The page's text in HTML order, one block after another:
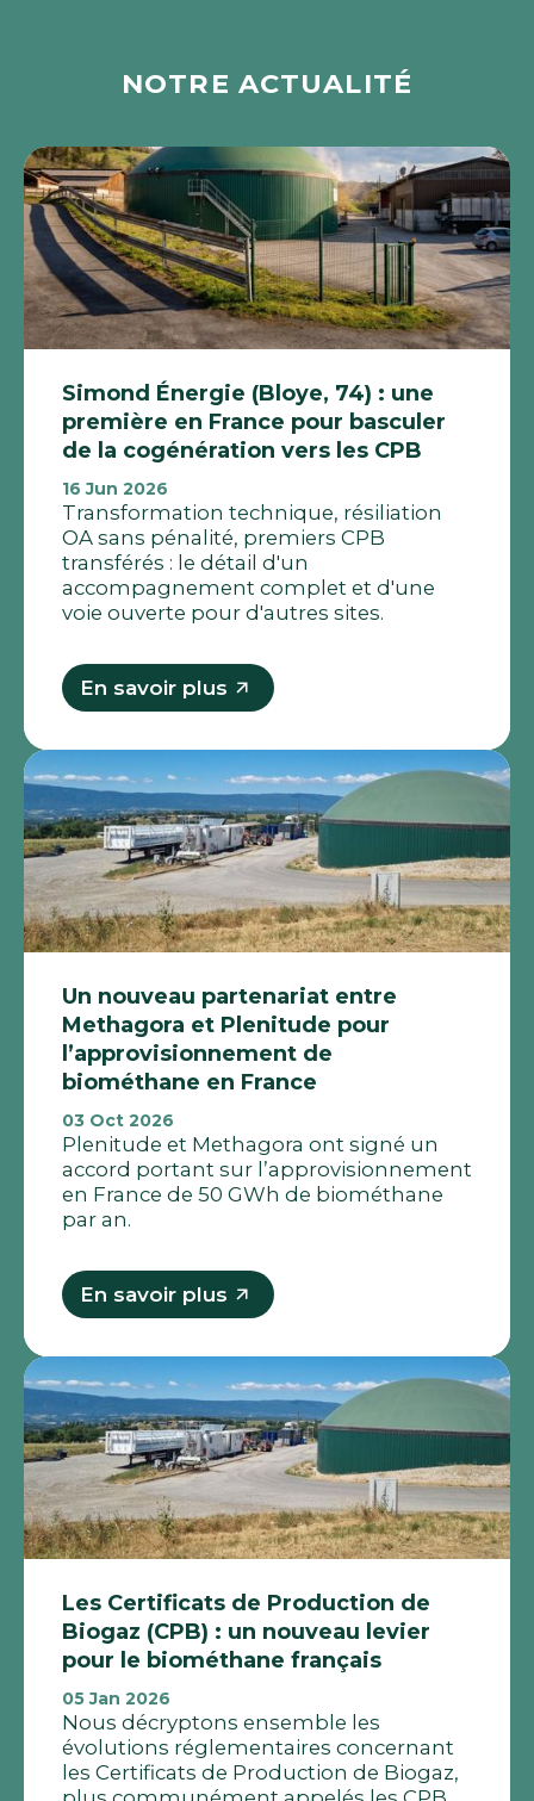
NOTRE ACTUALITÉ
Simond Énergie (Bloye, 74) : une
première en France pour basculer
de la cogénération vers les CPB
16 Jun 2026
Transformation technique, résiliation
OA sans pénalité, premiers CPB
transférés : le détail d'un
accompagnement complet et d'une
voie ouverte pour d'autres sites.
En savoir plus
Un nouveau partenariat entre
Methagora et Plenitude pour
l’approvisionnement de
biométhane en France
03 Oct 2026
Plenitude et Methagora ont signé un
accord portant sur l’approvisionnement
en France de 50 GWh de biométhane
par an.
En savoir plus
Les Certificats de Production de
Biogaz (CPB) : un nouveau levier
pour le biométhane français
05 Jan 2026
Nous décryptons ensemble les
évolutions réglementaires concernant
les Certificats de Production de Biogaz,